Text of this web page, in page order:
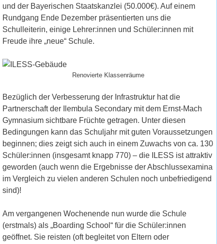
und der Bayerischen Staatskanzlei (50.000€). Auf einem
Rundgang Ende Dezember präsentierten uns die
Schulleiterin, einige Lehrer:innen und Schüler:innen mit
Freude ihre „neue“ Schule.
Renovierte Klassenräume
Bezüglich der Verbesserung der Infrastruktur hat die
Partnerschaft der Ilembula Secondary mit dem Ernst-Mach
Gymnasium sichtbare Früchte getragen. Unter diesen
Bedingungen kann das Schuljahr mit guten Voraussetzungen
beginnen; dies zeigt sich auch in einem Zuwachs von ca. 130
Schüler:innen (insgesamt knapp 770) – die ILESS ist attraktiv
geworden (auch wenn die Ergebnisse der Abschlussexamina
im Vergleich zu vielen anderen Schulen noch unbefriedigend
sind)!
Am vergangenen Wochenende nun wurde die Schule
(erstmals) als „Boarding School“ für die Schüler:innen
geöffnet. Sie reisten (oft begleitet von Eltern oder